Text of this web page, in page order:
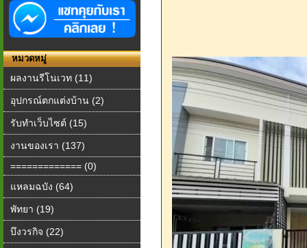
หมวดหมู่
ผลงานรีโนเวท (11)
อุปกรณ์ตกแต่งบ้าน (2)
รับทำเว็บไซต์ (15)
งานของเรา (137)
============= (0)
แหลมฉบัง (64)
พัทยา (19)
บึงวรกิจ (22)